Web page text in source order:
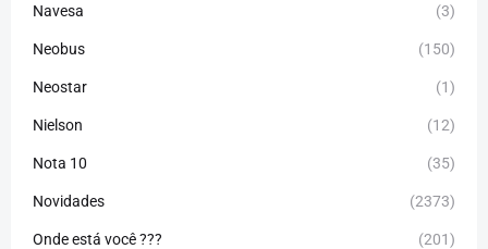
Navesa (3)
Neobus (150)
Neostar (1)
Nielson (12)
Nota 10 (35)
Novidades (2373)
Onde está você ??? (201)